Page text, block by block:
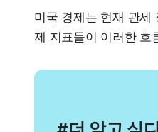
미국 경제는 현재 관세
제 지표들이 이러한 흐